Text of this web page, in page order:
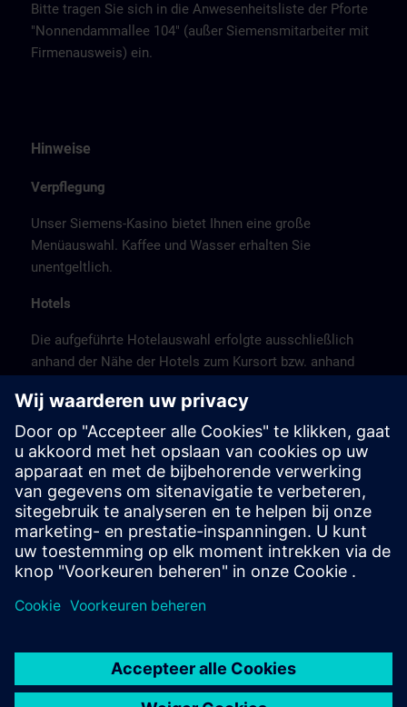
Bitte tragen Sie sich in die Anwesenheitsliste der Pforte
"Nonnendammallee 104" (außer Siemensmitarbeiter mit
Firmenausweis) ein.
Hinweise
Verpflegung
Unser Siemens-Kasino bietet Ihnen eine große
Menüauswahl. Kaffee und Wasser erhalten Sie
unentgeltlich.
Hotels
Die aufgeführte Hotelauswahl erfolgte ausschließlich
anhand der Nähe der Hotels zum Kursort bzw. anhand
Veranstaltungsort.
Es handelt sich hierbei nicht um Siemens-
Vertragshotels, daher können wir für die Qualität der
Hotels keine Gewähr übernehmen.
Stornierung
Bitte stornieren Sie schriftlich.